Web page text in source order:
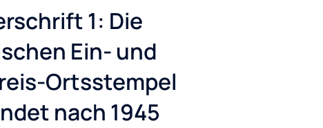
1: Die
Ein- und
Ortsstempel
nach 1945